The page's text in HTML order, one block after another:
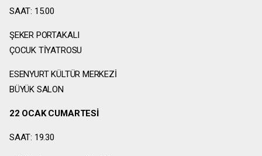
SAAT: 15.00
ŞEKER PORTAKALI
ÇOCUK TİYATROSU
ESENYURT KÜLTÜR MERKEZİ
BÜYÜK SALON
22 OCAK CUMARTESİ
SAAT: 19.30